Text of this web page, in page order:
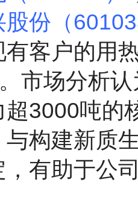
股份（
客户的用
市场分析
3000吨的
与构建新质
有助于公